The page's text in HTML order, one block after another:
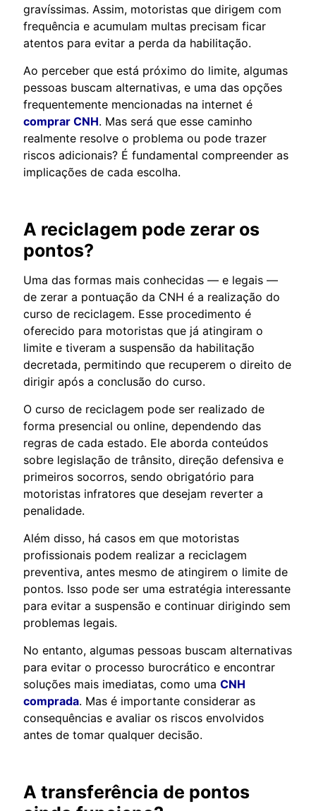
gravíssimas. Assim, motoristas que dirigem com
frequência e acumulam multas precisam ficar
atentos para evitar a perda da habilitação.
Ao perceber que está próximo do limite, algumas
pessoas buscam alternativas, e uma das opções
frequentemente mencionadas na internet é
comprar CNH. Mas será que esse caminho
realmente resolve o problema ou pode trazer
riscos adicionais? É fundamental compreender as
implicações de cada escolha.
A reciclagem pode zerar os
pontos?
Uma das formas mais conhecidas — e legais —
de zerar a pontuação da CNH é a realização do
curso de reciclagem. Esse procedimento é
oferecido para motoristas que já atingiram o
limite e tiveram a suspensão da habilitação
decretada, permitindo que recuperem o direito de
dirigir após a conclusão do curso.
O curso de reciclagem pode ser realizado de
forma presencial ou online, dependendo das
regras de cada estado. Ele aborda conteúdos
sobre legislação de trânsito, direção defensiva e
primeiros socorros, sendo obrigatório para
motoristas infratores que desejam reverter a
penalidade.
Além disso, há casos em que motoristas
profissionais podem realizar a reciclagem
preventiva, antes mesmo de atingirem o limite de
pontos. Isso pode ser uma estratégia interessante
para evitar a suspensão e continuar dirigindo sem
problemas legais.
No entanto, algumas pessoas buscam alternativas
para evitar o processo burocrático e encontrar
soluções mais imediatas, como uma CNH
comprada. Mas é importante considerar as
consequências e avaliar os riscos envolvidos
antes de tomar qualquer decisão.
A transferência de pontos